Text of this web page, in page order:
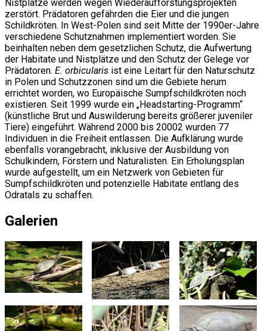
Nistplätze werden wegen Wiederaufforstungsprojekten
zerstört. Prädatoren gefährden die Eier und die jungen
Schildkröten. In West-Polen sind seit Mitte der 1990er-Jahre
verschiedene Schutznahmen implementiert worden. Sie
beinhalten neben dem gesetzlichen Schutz, die Aufwertung
der Habitate und Nistplätze und den Schutz der Gelege vor
Prädatoren. E. orbicularis ist eine Leitart für den Naturschutz
in Polen und Schutzzonen sind um die Gebiete herum
errichtet worden, wo Europäische Sumpfschildkröten noch
existieren. Seit 1999 wurde ein „Headstarting-Programm“
(künstliche Brut und Auswilderung bereits größerer juveniler
Tiere) eingeführt. Während 2000 bis 20002 wurden 77
Individuen in die Freiheit entlassen. Die Aufklärung wurde
ebenfalls vorangebracht, inklusive der Ausbildung von
Schulkindern, Förstern und Naturalisten. Ein Erholungsplan
wurde aufgestellt, um ein Netzwerk von Gebieten für
Sumpfschildkröten und potenzielle Habitate entlang des
Odratals zu schaffen.
Galerien